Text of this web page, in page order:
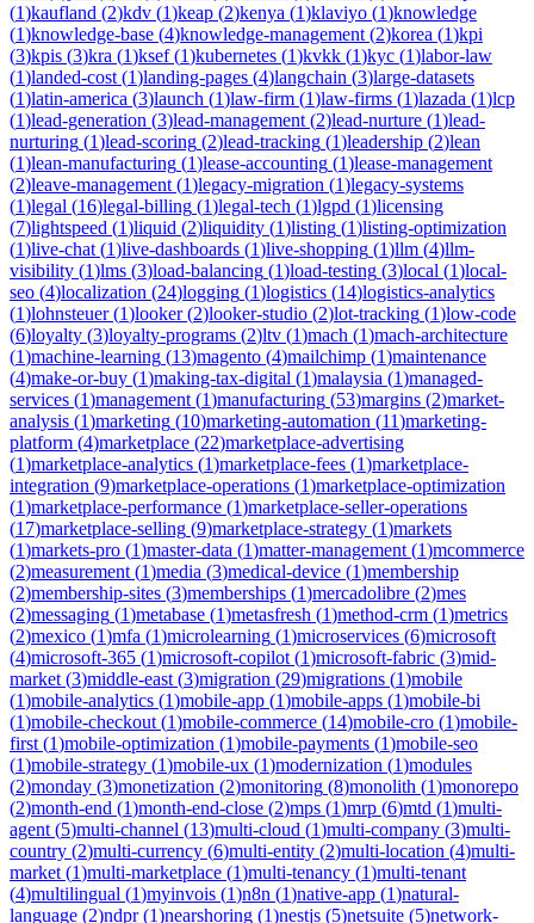
(1)kaufland (2)kdv (1)keap (2)kenya (1)klaviyo (1)knowledge
(1)knowledge-base (4)knowledge-management (2)korea (1)kpi
(3)kpis (3)kra (1)ksef(1)kubernetes (1)kvkk (1)kyc (1)labor-law
(1)landed-cost (1)landing-pages (4)langchain (3)large-datasets
(1)latin-america (3)launch (1)law-firm (1)law-firms (1)lazada (1)lcp
(1)lead-generation (3)lead-management (2)lead-nurture (1)lead-
nurturing (1)lead-scoring (2)lead-tracking (1)leadership (2)lean
(1)lean-manufacturing (1)lease-accounting (1)lease-management
(2)leave-management (1)legacy-migration (1)legacy-systems
(1)legal (16)legal-billing (1)legal-tech (1)lgpd (1)licensing
(7)lightspeed (1)liquid (2)liquidity (1)listing (1)listing-optimization
(1)live-chat (1)live-dashboards (1)live-shopping (1)llm (4)llm-
visibility (1)lms (3)load-balancing (1)load-testing (3)local (1)local-
seo (4)localization (24)logging (1)logistics (14)logistics-analytics
(1)lohnsteuer(1)looker(2)looker-studio (2)lot-tracking (1)low-code
(6)loyalty (3)loyalty-programs (2)ltv (1)mach (1)mach-architecture
(1)machine-learning (13)magento (4)mailchimp (1)maintenance
(4)make-or-buy (1)making-tax-digital (1)malaysia (1)managed-
services (1)management (1)manufacturing (53)margins (2)market-
analysis (1)marketing (10)marketing-automation (11)marketing-
platform (4)marketplace (22)marketplace-advertising
(1)marketplace-analytics (1)marketplace-fees (1)marketplace-
integration (9)marketplace-operations (1)marketplace-optimization
(1)marketplace-performance (1)marketplace-seller-operations
(17)marketplace-selling (9)marketplace-strategy (1)markets
(1)markets-pro (1)master-data (1)matter-management (1)mcommerce
(2)measurement (1)media (3)medical-device (1)membership
(2)membership-sites (3)memberships (1)mercadolibre (2)mes
(2)messaging (1)metabase (1)metasfresh (1)method-crm (1)metrics
(2)mexico (1)mfa (1)microlearning (1)microservices (6)microsoft
(4)microsoft-365 (1)microsoft-copilot (1)microsoft-fabric (3)mid-
market (3)middle-east (3)migration (29)migrations (1)mobile
(1)mobile-analytics (1)mobile-app (1)mobile-apps (1)mobile-bi
(1)mobile-checkout (1)mobile-commerce (14)mobile-cro (1)mobile-
first (1)mobile-optimization (1)mobile-payments (1)mobile-seo
(1)mobile-strategy (1)mobile-ux (1)modernization (1)modules
(2)monday (3)monetization (2)monitoring (8)monolith (1)monorepo
(2)month-end (1)month-end-close (2)mps (1)mrp (6)mtd (1)multi-
agent (5)multi-channel (13)multi-cloud (1)multi-company (3)multi-
country (2)multi-currency (6)multi-entity (2)multi-location (4)multi-
market (1)multi-marketplace (1)multi-tenancy (1)multi-tenant
(4)multilingual (1)myinvois (1)n8n (1)native-app (1)natural-
language (2)ndpr(1)nearshoring (1)nestjs (5)netsuite (5)network-